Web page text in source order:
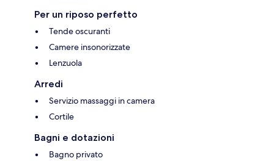
Per un riposo perfetto
Tende oscuranti
Camere insonorizzate
Lenzuola
Arredi
Servizio massaggi in camera
Cortile
Bagni e dotazioni
Bagno privato